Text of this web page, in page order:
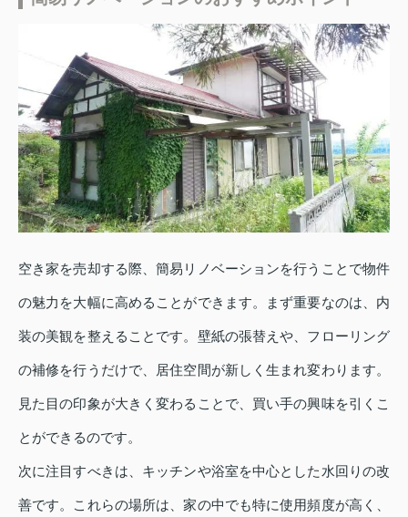
空き家を売却する際、簡易リノベーションを行うことで物件
の魅力を大幅に高めることができます。まず重要なのは、内
装の美観を整えることです。壁紙の張替えや、フローリング
の補修を行うだけで、居住空間が新しく生まれ変わります。
見た目の印象が大きく変わることで、買い手の興味を引くこ
とができるのです。
次に注目すべきは、キッチンや浴室を中心とした水回りの改
善です。これらの場所は、家の中でも特に使用頻度が高く、